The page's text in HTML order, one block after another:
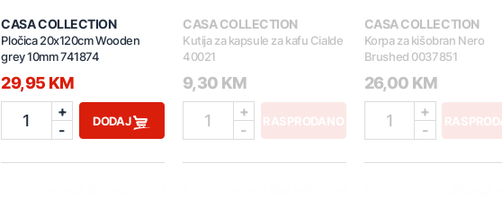
CASA COLLECTION
Pločica 20x120cm Wooden
grey 10mm 741874
29,95 KM
1
+
-
DODAJ
CASA COLLECTION
Kutija za kapsule za kafu Cialde
40021
9,30 KM
1
+
-
RASPRODANO
CASA COLLECTION
Korpa za kišobran Nero
Brushed 0037851
26,00 KM
1
+
-